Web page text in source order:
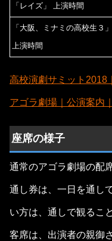
「レイズ」 上演時間
「大阪、ミナミの高校生３」
上演時間
高校演劇サミット2018
アゴラ劇場｜公演案内
座席の様子
通常のアゴラ劇場の配
通し券は、一日を通し
い方は、通しで観るこ
客席は、出演者の親御